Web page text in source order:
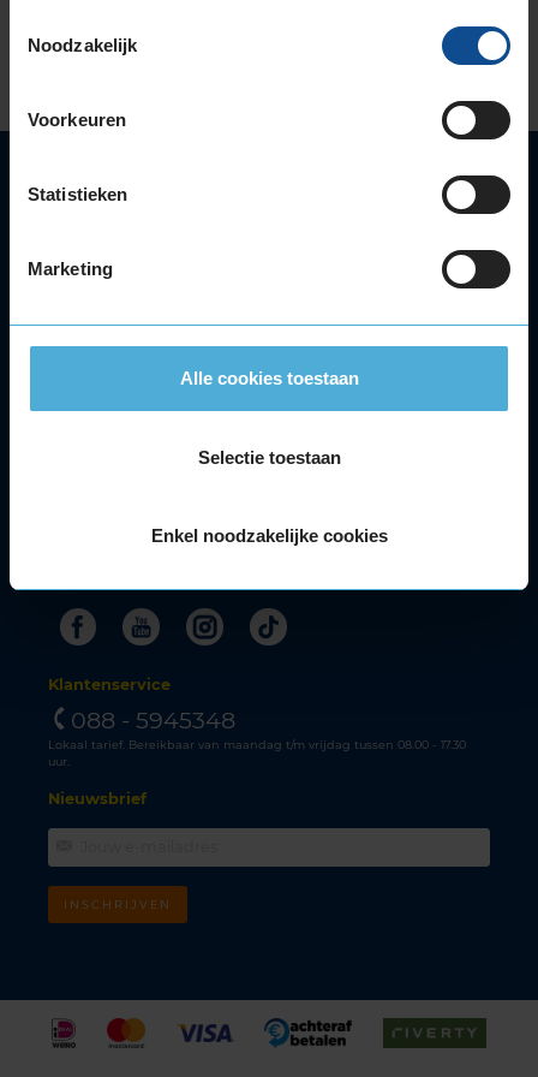
Noodzakelijk
Voorkeuren
Statistieken
Marketing
Alle cookies toestaan
Selectie toestaan
Enkel noodzakelijke cookies
Onderhoud
Klantenservice
FacebookYoutubeInstagram
Tiktok
Klantenservice
088 - 5945348
Lokaal tarief. Bereikbaar van maandag t/m vrijdag tussen 08.00 - 17.30
uur.
Nieuwsbrief
INSCHRIJVEN